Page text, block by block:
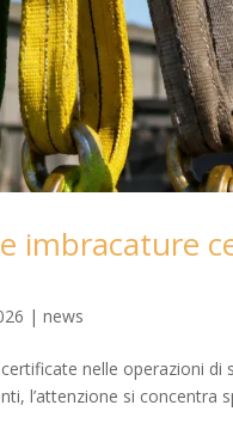
imbracature
|news
nelle operazioni
l’attenzione si concentra